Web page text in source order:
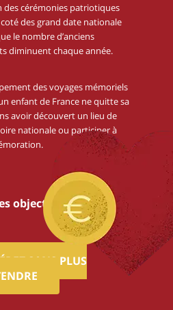
des cérémonies patriotiques
des grand date nationale
le nombre d’anciens
diminuent chaque année.
des voyages mémoriels
enfant de France ne quitte sa
avoir découvert un lieu de
nationale ou participer à
objectifs,nous avons
SANS PLUS